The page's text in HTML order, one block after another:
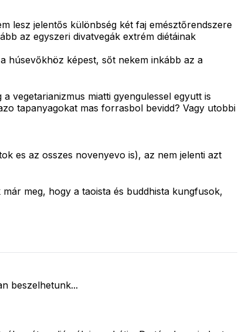
lesz jelentős különbség két faj emésztőrendszere
az egyszeri divatvegák extrém diétáinak
húsevőkhöz képest, sőt nekem inkább az a
vegetarianizmus miatti gyengulessel egyutt is
tapanyagokat mas forrasbol bevidd? Vagy utobbi
es az osszes novenyevo is), az nem jelenti azt
meg, hogy a taoista és buddhista kungfusok,
beszelhetunk...